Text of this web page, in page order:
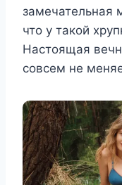
замечательная
что у такой
Настоящая
совсем не